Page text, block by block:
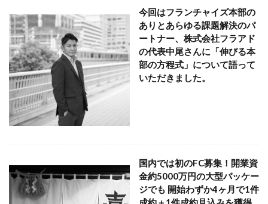
今回はフランチャイズ本部の
ありとあらゆる課題解決のパ
ートナー、株式会社フラアド
の代表中尾さんに「伸びる本
部の方程式」について語って
いただきました。
国内では初のFC募集！開業資
金約5000万円の大型パッケー
ジでも 開始わずか4ヶ月で1件